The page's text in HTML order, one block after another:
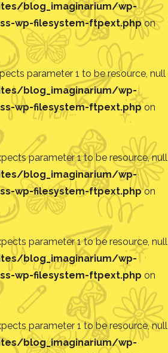
blog_imaginarium/wp-
wp-filesystem-ftpext.phpon
parameter 1 to be resource, null
blog_imaginarium/wp-
wp-filesystem-ftpext.php on
parameter 1 to be resource, null
blog_imaginarium/wp-
wp-filesystem-ftpext.phpon
parameter 1 to be resource, null
blog_imaginarium/wp-
wp-filesystem-ftpext.php on
parameter 1 to be resource, null
blog_imaginarium/wp-